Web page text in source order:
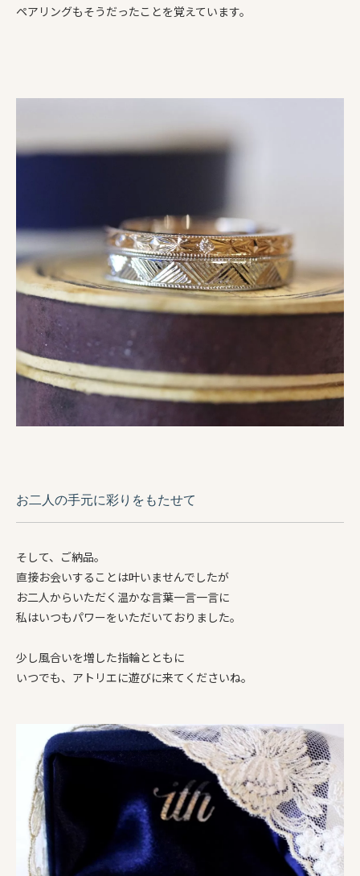
ペアリングもそうだったことを覚えています。
お二人の手元に彩りをもたせて
そして、ご納品。
直接お会いすることは叶いませんでしたが
お二人からいただく温かな言葉一言一言に
私はいつもパワーをいただいておりました。
少し風合いを増した指輪とともに
いつでも、アトリエに遊びに来てくださいね。